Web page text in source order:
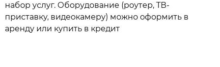
набор услуг. Оборудование (роутер, ТВ-
приставку, видеокамеру) можно оформить в
аренду или купить в кредит